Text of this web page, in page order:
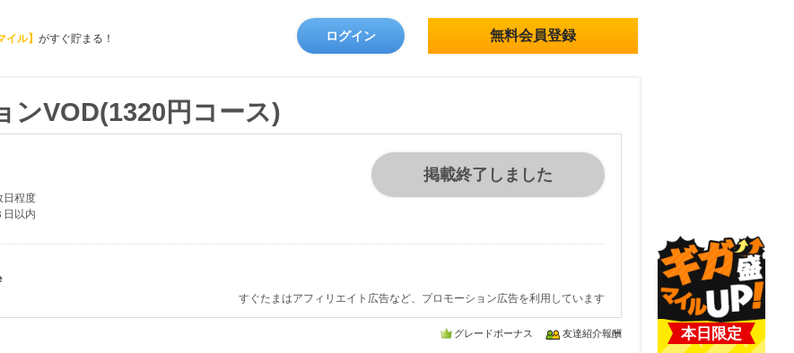
イル】 がすぐ貯まる！ ログイン 無料会員登録
ンVOD(1320円コース)
日程度
日以内
掲載終了しました
すぐたまはアフィリエイト広告など、プロモーション広告を利用しています
グレードボーナス 友達紹介報酬 本日限定